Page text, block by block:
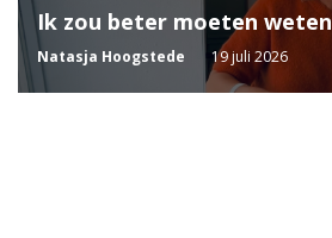
Ik zou beter moeten weten
Natasja Hoogstede 19 juli 2026